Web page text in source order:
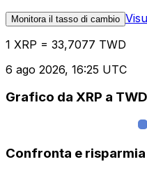
Monitora il tasso di cambio
1 XRP = 33,7077 TWD
6 ago 2026, 16:25 UTC
Grafico da XRP a TWD
Confronta e risparmia